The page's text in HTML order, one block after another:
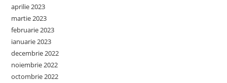
aprilie 2023
martie 2023
februarie 2023
ianuarie 2023
decembrie 2022
noiembrie 2022
octombrie 2022